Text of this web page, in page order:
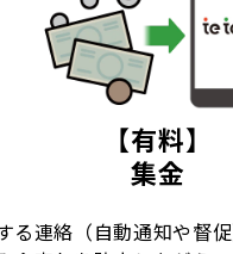
【有料】
集金
る連絡（自動通知や督